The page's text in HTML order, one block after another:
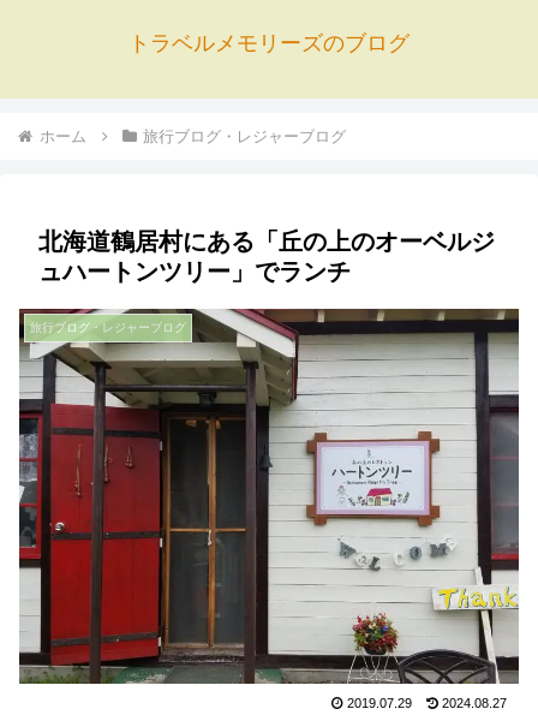
トラベルメモリーズのブログ
ホーム 旅行ブログ・レジャーブログ
北海道鶴居村にある「丘の上のオーベルジ
ュハートンツリー」でランチ
旅行ブログ・レジャーブログ
2019.07.29 2024.08.27